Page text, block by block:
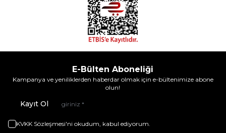
E-Bülten Aboneliği
Kampanya ve yeniliklerden haberdar olmak için e-bültenimize abone
olun!
Kayıt Ol
KVKK Sözleşmesi'ni okudum, kabul ediyorum.